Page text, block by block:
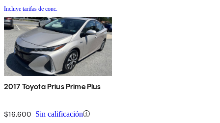
Incluye tarifas de conc.
2017 Toyota Prius Prime Plus
$16,600 Sin calificación